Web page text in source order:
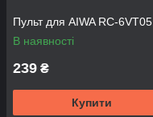
Пульт для AIWA RC-6VT05
В наявності
239 ₴
Купити